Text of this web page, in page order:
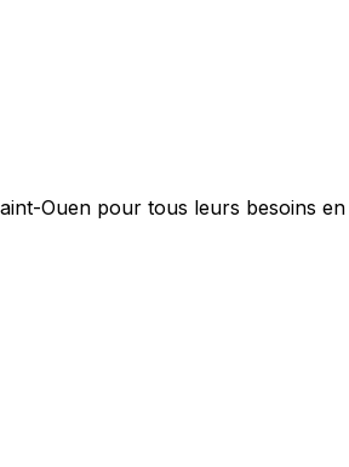
Ouen pour tous leurs besoins